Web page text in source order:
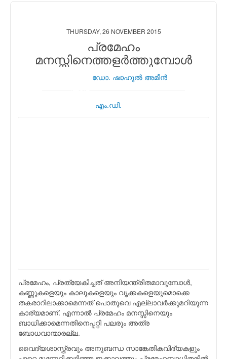
THURSDAY, 26 NOVEMBER 2015
പ്രമേഹം
മനസ്സിനെത്തളര്‍ത്തുമ്പോള്‍
ഡോ. ഷാഹുല്‍ അമീന്‍
എം.ഡി.
പ്രമേഹം, പ്രത്യേകിച്ചത് അനിയന്ത്രിതമാവുമ്പോള്‍,
കണ്ണുകളെയും കാലുകളെയും വൃക്കകളെയുമൊക്കെ
തകരാറിലാക്കാമെന്നത് പൊതുവെ എല്ലാവര്‍ക്കുമറിയുന്ന
കാര്യമാണ്. എന്നാല്‍ പ്രമേഹം മനസ്സിനെയും
ബാധിക്കാമെന്നതിനെപ്പറ്റി പലരും അത്ര
ബോധവാന്മാരല്ല.
വൈദ്യശാസ്ത്രവും അനുബന്ധ സാങ്കേതികവിദ്യകളും